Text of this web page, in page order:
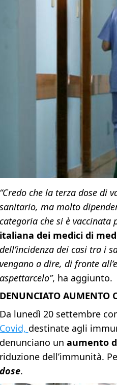
“Credo che la terza dose di
sanitario, ma molto
categoria che si è vaccinata
italiana dei medici di
dell’incidenza dei casi tra i
vengano a dire, di fronte
aspettarcelo”, ha aggiunto.
DENUNCIATO AUMENTO
Da lunedì 20 settembre
Covid, destinate agli
denunciano un aumento
riduzione dell’immunità.
dose.